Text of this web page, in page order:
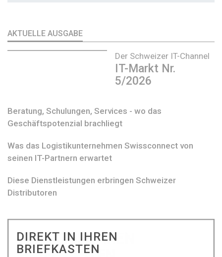
AKTUELLE AUSGABE
Der Schweizer IT-Channel
IT-Markt Nr.
5/2026
Beratung, Schulungen, Services - wo das
Geschäftspotenzial brachliegt
Was das Logistikunternehmen Swissconnect von
seinen IT-Partnern erwartet
Diese Dienstleistungen erbringen Schweizer
Distributoren
DIREKT IN IHREN
BRIEFKASTEN